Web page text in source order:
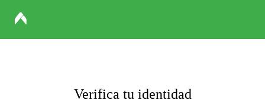
Verifica tu identidad